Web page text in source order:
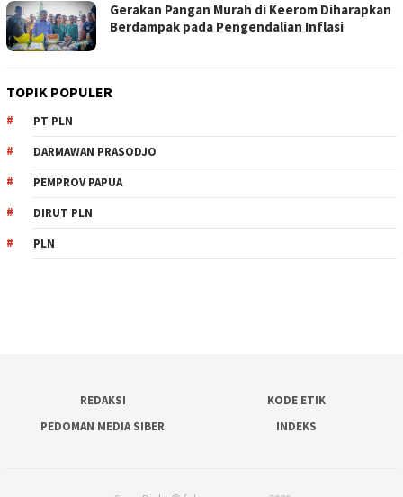
Gerakan Pangan Murah di Keerom Diharapkan
Berdampak pada Pengendalian Inflasi
TOPIK POPULER
PT PLN
DARMAWAN PRASODJO
PEMPROV PAPUA
DIRUT PLN
PLN
REDAKSI
KODE ETIK
PEDOMAN MEDIA SIBER
INDEKS